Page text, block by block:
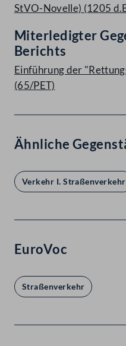
StVO-Novelle) (1205
Miterledigter
Berichts
Einführung der
(65/PET)
Ähnliche
Verkehr I. Straßenverkehr
EuroVoc
Straßenverkehr